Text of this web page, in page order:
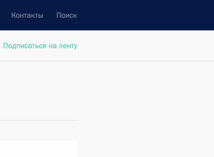
Контакты Поиск
Подписаться на ленту